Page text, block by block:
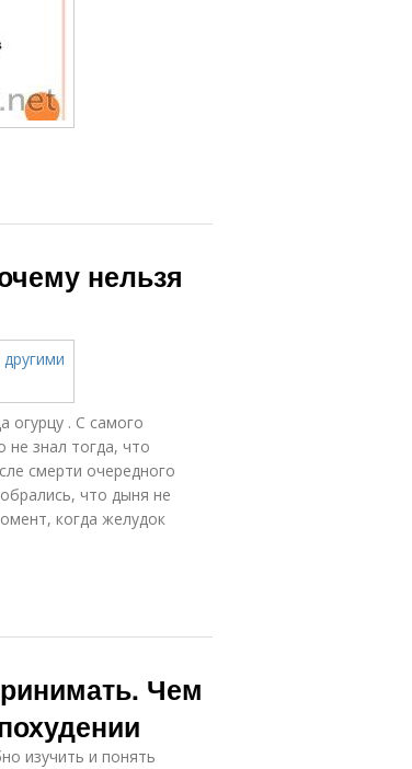
нельзя
огурцу . С самого
знал тогда, что
смерти очередного
что дыня не
когда желудок
Чем
изучить и понять